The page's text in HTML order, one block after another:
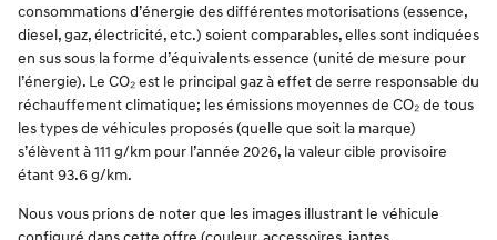
consommations d’énergie des différentes motorisations (essence,
diesel, gaz, électricité, etc.) soient comparables, elles sont indiquées
en sus sous la forme d’équivalents essence (unité de mesure pour
l’énergie). Le CO₂ est le principal gaz à effet de serre responsable du
réchauffement climatique; les émissions moyennes de CO₂ de tous
les types de véhicules proposés (quelle que soit la marque)
s’élèvent à 111 g/km pour l’année 2026, la valeur cible provisoire
étant 93.6 g/km.
Nous vous prions de noter que les images illustrant le véhicule